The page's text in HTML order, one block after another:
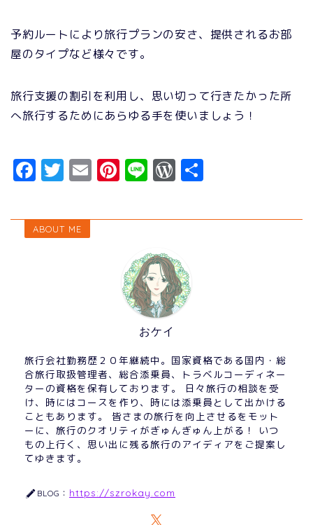
予約ルートにより旅行プランの安さ、提供されるお部
屋のタイプなど様々です。
旅行支援の割引を利用し、思い切って行きたかった所
へ旅行するためにあらゆる手を使いましょう！
F
c
e
T
it
t
E
ai
Pi
t
re
s
t
Li
e
W
r
P
re
s
ABOUT ME
おケイ
旅行会社勤務歴２０年継続中。国家資格である国内・総
合旅行取扱管理者、総合添乗員、トラベルコーディネー
ターの資格を保有しております。 日々旅行の相談を受
け、時にはコースを作り、時には添乗員として出かける
こともあります。 皆さまの旅行を向上させるをモット
ーに、旅行のクオリティがぎゅんぎゅん上がる！ いつ
もの上行く、思い出に残る旅行のアイディアをご提案し
てゆきます。
BLOG： https://szrokay.com